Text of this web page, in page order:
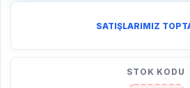
SATIŞLARIMIZ
STOK KODU